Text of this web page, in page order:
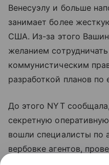
Венесуэлу и больше
занимает более
США. Из-за этого
желанием
коммунистическим
разработкой планов по
До этого NYT
секретную
вошли специалисты по
вербовке агентов,